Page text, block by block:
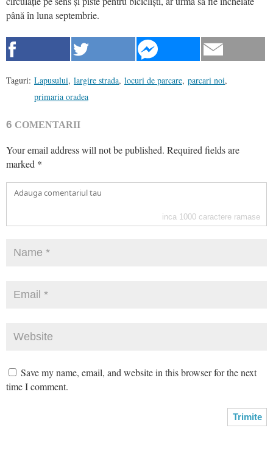
până în luna septembrie.
Taguri: Lapusului, largire strada, locuri de parcare, parcari noi,
primaria oradea
6 COMENTARII
Your email address will not be published. Required fields are
marked *
inca 1000 caractere ramase
Save my name, email, and website in this browser for the next
time I comment.